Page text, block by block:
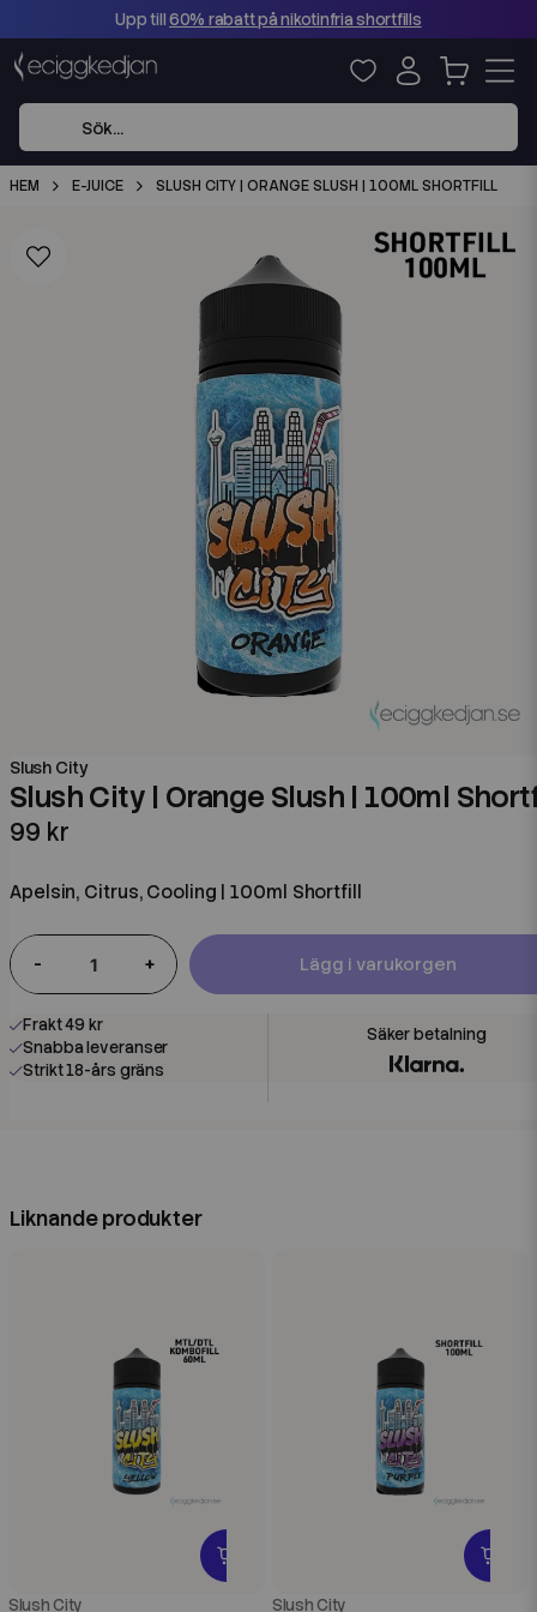
Upp till60% rabatt på nikotinfria shortfills
HEM E-JUICE SLUSH CITY | ORANGE SLUSH | 100ML SHORTFILL
Slush City
Slush City | Orange Slush | 100ml
99 kr
Apelsin, Citrus, Cooling | 100ml Shortfill
- + Lägg i varukorgen
Frakt 49 kr
Snabba leveranser
Strikt 18-års gräns
Liknande produkter
Slush City Slush City